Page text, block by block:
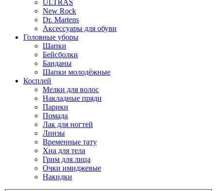
ULTRAS
New Rock
Dr. Martens
Аксессуары для обуви
Головные уборы
Шапки
Бейсболки
Банданы
Шапки молодёжные
Косплей
Мелки для волос
Накладные пряди
Парики
Помада
Лак для ногтей
Линзы
Временные тату
Хна для тела
Грим для лица
Очки имиджевые
Накидки